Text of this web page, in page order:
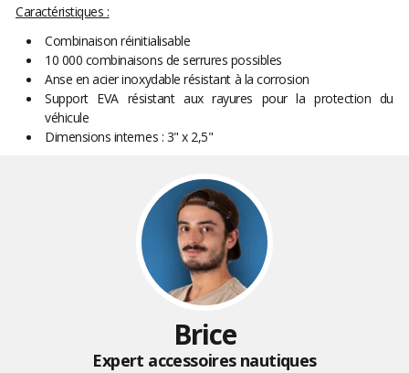
Caractéristiques :
Combinaison réinitialisable
10 000 combinaisons de serrures possibles
Anse en acier inoxydable résistant à la corrosion
Support EVA résistant aux rayures pour la protection du
véhicule
Dimensions internes : 3" x 2,5"
Brice
Expert accessoires nautiques